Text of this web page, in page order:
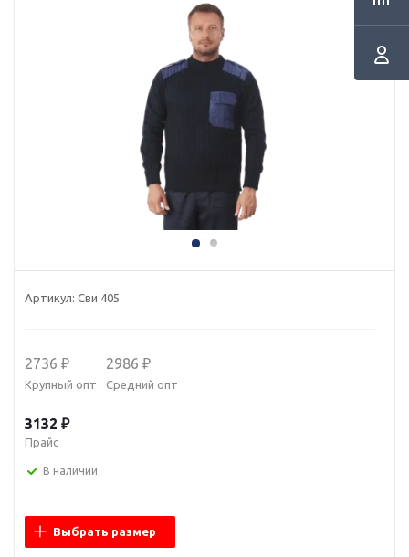
Артикул: Сви 405
2736 ₽
Крупный опт
2986 ₽
Средний опт
3132 ₽
Прайс
В наличии
Выбрать размер